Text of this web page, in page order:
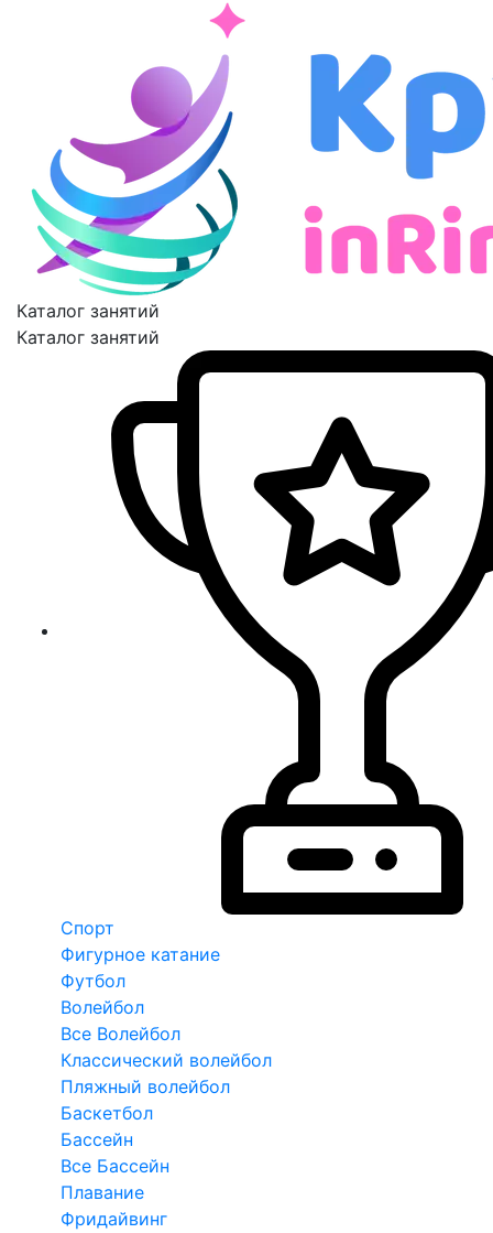
Каталог занятий
Каталог занятий
Спорт
Фигурное катание
Футбол
Волейбол
Все Волейбол
Классический волейбол
Пляжный волейбол
Баскетбол
Бассейн
Все Бассейн
Плавание
Фридайвинг